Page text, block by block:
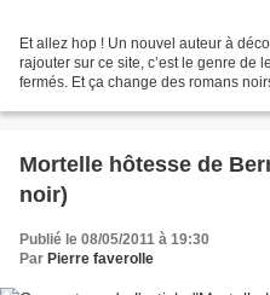
Et allez hop ! Un nouvel auteur à
rajouter sur ce site, c’est le genre de
fermés. Et ça change des romans
Mortelle hôtesse de
noir)
Publié le 08/05/2011 à 19:30
Par Pierre faverolle